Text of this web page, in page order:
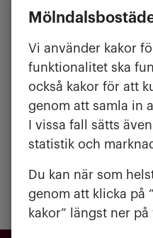
Vi använder kakor
funktionalitet ska
också kakor för att
genom att samla in
I vissa fall sätts
statistik och
Du kan när som
genom att klicka på
kakor” längst ner
FAKTA
Byggår:
Antal
Hiss:
Storlek:
Yta: